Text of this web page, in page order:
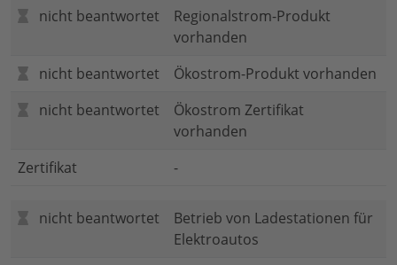
nicht beantwortet
Regionalstrom-Produkt
vorhanden
nicht beantwortet
Ökostrom-Produkt vorhanden
nicht beantwortet
Ökostrom Zertifikat
vorhanden
Zertifikat
-
nicht beantwortet
Betrieb von Ladestationen für
Elektroautos